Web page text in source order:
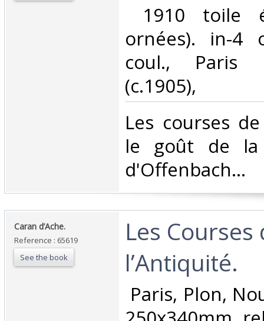
1910 toile
ornées). in-4
coul., Paris
(c.1905),‎
‎Les courses
le goût de la
d'Offenbach… ‎
‎Caran d’Ache.‎
Reference : 65619
See the book
‎Les Courses
l’Antiquité.‎
Paris, Plon,